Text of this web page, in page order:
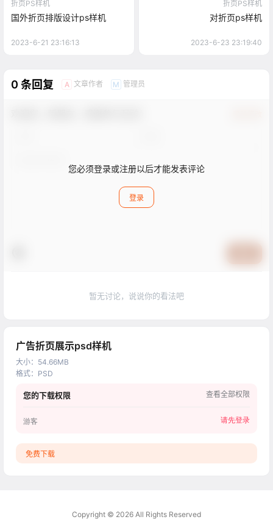
折页PS样机
国外折页排版设计ps样机
2023-6-21 23:16:13
折页PS样机
对折页ps样机
2023-6-23 23:19:40
0 条回复 A 文章作者 M 管理员
您必须登录或注册以后才能发表评论
登录
暂无讨论，说说你的看法吧
广告折页展示psd样机
大小： 54.66MB
格式： PSD
您的下载权限 查看全部权限
游客 请先登录
免费下载
Copyright © 2026 All Rights Reserved